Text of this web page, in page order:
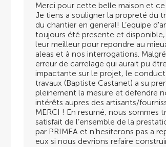
Merci pour cette belle maison et
Je tiens a souligner la propreté du
du chantier en general! L’equipe
toujours été presente et disponible,
leur meilleur pour repondre au
aleas et à nos interrogations.
erreur de carrelage qui aurait pu
impactante sur le projet, le
travaux (Baptiste Castanet) a su
pleinement la mesure et defendre
intérêts aupres des artisants/
MERCI ! En resumé, nous sommes
satisfait de l’ensemble de la
par PRIMEA et n’hesiterons pas a
eux si nous devrions refaire